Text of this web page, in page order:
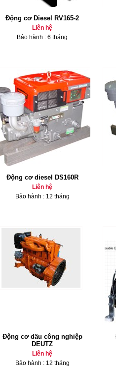
Động cơ Diesel RV165-2
Liên hệ
Bảo hành : 6 tháng
Động cơ diesel DS160R
Liên hệ
Bảo hành : 12 tháng
Động cơ dầu công nghiệp
DEUTZ
Liên hệ
Bảo hành : 12 tháng